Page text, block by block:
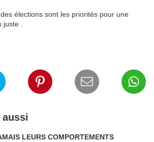
élections sont les priorités pour une
.
aussi
LEURS COMPORTEMENTS